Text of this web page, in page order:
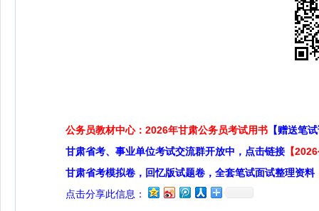
公务员教材中心：2026年甘肃公务员考试用书 【赠送笔
甘肃省考、事业单位考试交流群开放中，点击链接 【
甘肃省考模拟卷，回忆版试题卷，全套笔试面试整理资料
点击分享此信息：